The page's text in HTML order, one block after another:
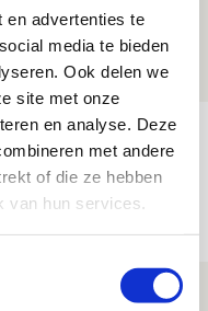
en advertenties te
media te bieden
Ook delen we
site met onze
en analyse. Deze
met andere
of die ze hebben
van hun services.
duels
opzij en